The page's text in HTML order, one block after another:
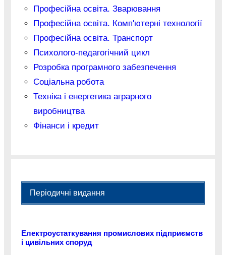
Професійна освіта. Зварювання
Професійна освіта. Комп'ютерні технології
Професійна освіта. Транспорт
Психолого-педагогічний цикл
Розробка програмного забезпечення
Соціальна робота
Техніка і енергетика аграрного
виробництва
Фінанси і кредит
Періодичні видання
Електроустаткування промислових підприємств
і цивільних споруд